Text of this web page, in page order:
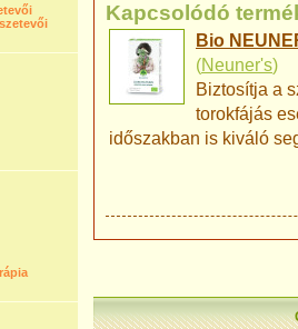
Kapcsolódó
Bio
(Neuner's)
Biztosítja a
torokfájás
időszakban is kiváló